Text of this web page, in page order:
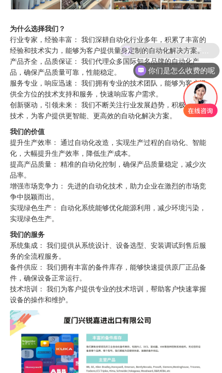
为什么选择我们？
行业专家，经验丰富： 我们深耕自动化行业多年，积累了丰富的
经验和技术实力，能够为客户提供量身定制的自动化解决方案。
产品齐全，品质保证： 我们代理众多国际知名品牌的自动化产
品，确保产品质量可靠，性能稳定。
服务专业，响应迅速： 我们拥有专业的技术团队，能够为客户提
供全方位的技术支持和服务，快速响应客户需求。
创新驱动，引领未来： 我们不断关注行业发展趋势，积极引进新
技术，为客户提供更智能、更高效的自动化解决方案。
我们的价值
提升生产效率： 通过自动化改造，实现生产过程的自动化、智能
化，大幅提升生产效率，降低生产成本。
提高产品质量： 精准的自动化控制，确保产品质量稳定，减少次
品率。
增强市场竞争力： 先进的自动化技术，助力企业在激烈的市场竞
争中脱颖而出。
实现绿色生产： 自动化系统能够优化能源利用，减少环境污染，
实现绿色生产。
我们的服务
系统集成： 我们提供从系统设计、设备选型、安装调试到售后服
务的全流程服务。
备件供应： 我们拥有丰富的备件库存，能够快速提供原厂正品备
件，确保设备正常运行。
技术培训： 我们为客户提供专业的技术培训，帮助客户快速掌握
设备的操作和维护。
你们是怎么收费的呢